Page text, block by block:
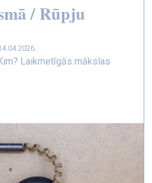
/ Rūpju
Laikmetīgās mākslas